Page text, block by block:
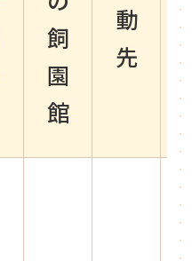
飼
園
館
動
先